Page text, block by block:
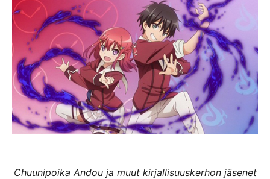
Chuunipoika Andou ja muut kirjallisuuskerhon jäsenet